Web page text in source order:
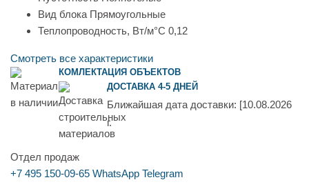
Вид блока Прямоугольные
Теплопроводность, Вт/м°С 0,12
Смотреть все характеристики
КОМЛЕКТАЦИЯ ОБЪЕКТОВ
ДОСТАВКА 4-5 ДНЕЙ
Ближайшая дата доставки: [10.08.2026
г.
Отдел продаж
+7 495 150-09-65 WhatsApp Telegram